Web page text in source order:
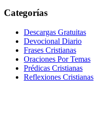
Categorías
Descargas Gratuitas
Devocional Diario
Frases Cristianas
Oraciones Por Temas
Prédicas Cristianas
Reflexiones Cristianas